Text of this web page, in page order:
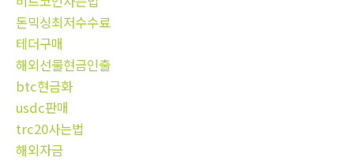
돈믹싱최저수수료
테더구매
해외선물현금인출
btc현금화
usdc판매
trc20사는법
해외자금